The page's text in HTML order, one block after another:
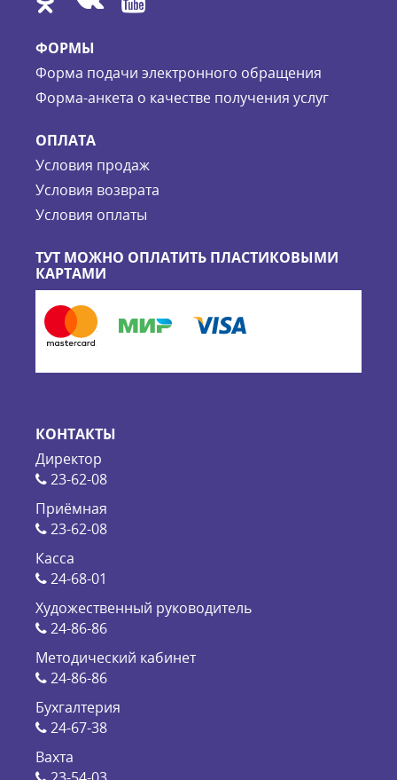
ФОРМЫ
Форма подачи электронного обращения
Форма-анкета о качестве получения услуг
ОПЛАТА
Условия продаж
Условия возврата
Условия оплаты
ТУТ МОЖНО ОПЛАТИТЬ ПЛАСТИКОВЫМИ
КАРТАМИ
КОНТАКТЫ
Директор
23-62-08
Приёмная
23-62-08
Касса
24-68-01
Художественный руководитель
24-86-86
Методический кабинет
24-86-86
Бухгалтерия
24-67-38
Вахта